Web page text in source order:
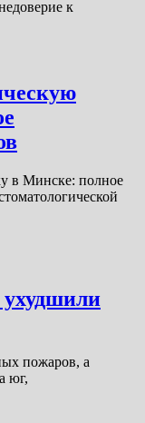
к
в Минске: полное
пожаров, а
юг,